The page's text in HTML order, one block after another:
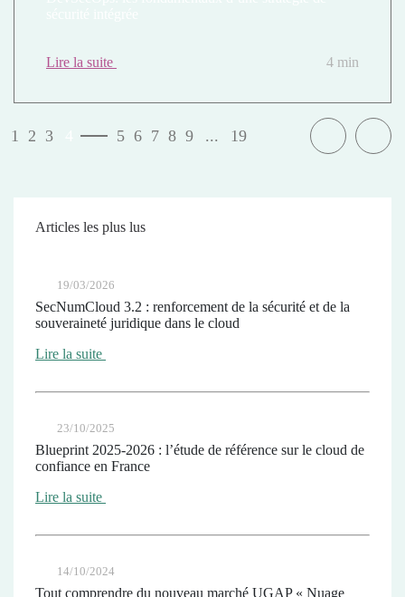
Lire la suite 4 min
1 2 3 5 6 7 8 9 ... 19
Articles les plus lus
19/03/2026
SecNumCloud 3.2 : renforcement de la sécurité et de la
souveraineté juridique dans le cloud
Lire la suite
23/10/2025
Blueprint 2025-2026 : l’étude de référence sur le cloud de
confiance en France
Lire la suite
14/10/2024
Tout comprendre du nouveau marché UGAP « Nuage